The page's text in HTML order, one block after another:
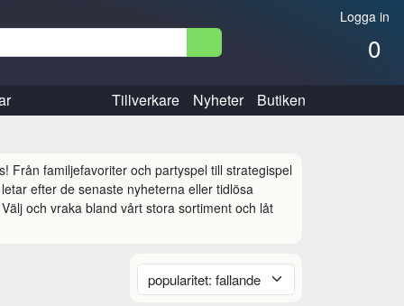
Logga in
0
Tillverkare Nyheter Butiken
Från familjefavoriter och partyspel till strategispel
efter de senaste nyheterna eller tidlösa
och vraka bland vårt stora sortiment och låt